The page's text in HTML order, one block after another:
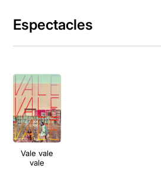
Espectacles
Vale vale
vale